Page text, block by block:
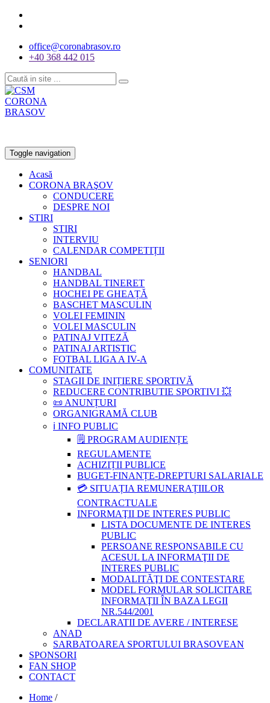
office@coronabrasov.ro
+40 368 442 015
Toggle navigation
Acasă
CORONA BRAŞOV
CONDUCERE
DESPRE NOI
STIRI
STIRI
INTERVIU
CALENDAR COMPETIȚII
SENIORI
HANDBAL
HANDBAL TINERET
HOCHEI PE GHEAȚĂ
BASCHET MASCULIN
VOLEI FEMININ
VOLEI MASCULIN
PATINAJ VITEZĂ
PATINAJ ARTISTIC
FOTBAL LIGA A IV-A
COMUNITATE
STAGII DE INIȚIERE SPORTIVĂ
REDUCERE CONTRIBUTIE SPORTIVI 💥
📜 ANUNȚURI
ORGANIGRAMĂ CLUB
ℹ️ INFO PUBLIC
🗒 PROGRAM AUDIENȚE
REGULAMENTE
ACHIZIȚII PUBLICE
BUGET-FINANȚE-DREPTURI SALARIALE
💳 SITUAȚIA REMUNERAȚIILOR
CONTRACTUALE
INFORMAŢII DE INTERES PUBLIC
LISTA DOCUMENTE DE INTERES
PUBLIC
PERSOANE RESPONSABILE CU
ACESUL LA INFORMAŢII DE
INTERES PUBLIC
MODALITĂŢI DE CONTESTARE
MODEL FORMULAR SOLICITARE
INFORMAŢII ÎN BAZA LEGII
NR.544/2001
DECLARATII DE AVERE / INTERESE
ANAD
SARBATOAREA SPORTULUI BRASOVEAN
SPONSORI
FAN SHOP
CONTACT
Home /